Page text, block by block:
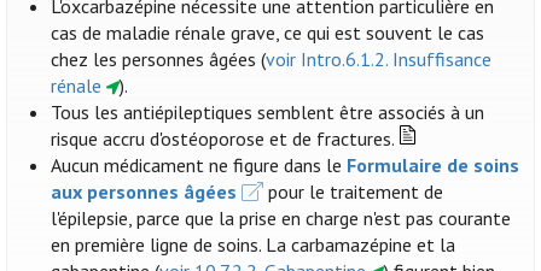
L'oxcarbazépine nécessite une attention particulière en
cas de maladie rénale grave, ce qui est souvent le cas
chez les personnes âgées (voir Intro.6.1.2. Insuffisance
rénale
).
Tous les antiépileptiques semblent être associés à un
risque accru d'ostéoporose et de fractures.
Aucun médicament ne figure dans le Formulaire de soins
aux personnes âgées
pour le traitement de
l'épilepsie, parce que la prise en charge n'est pas courante
en première ligne de soins. La carbamazépine et la